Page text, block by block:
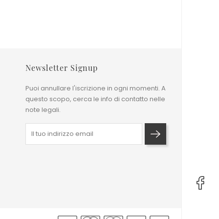
Newsletter Signup
Puoi annullare l'iscrizione in ogni momenti. A
questo scopo, cerca le info di contatto nelle
note legali.